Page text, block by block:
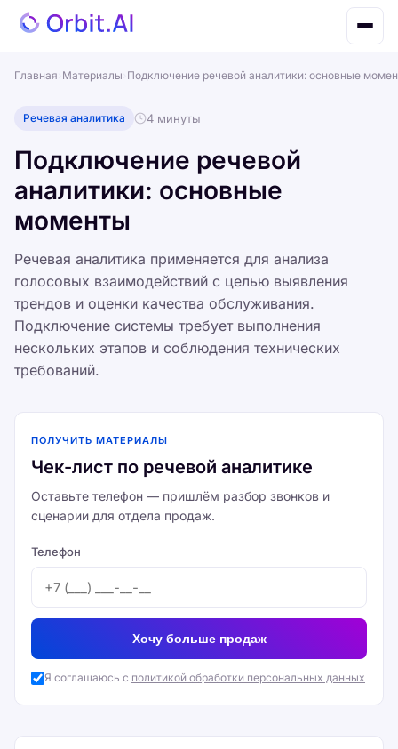
Главная Материалы Подключение речевой аналитики: основные
Речевая аналитика 4 минуты
Подключение речевой
аналитики: основные
моменты
Речевая аналитика применяется для анализа
голосовых взаимодействий с целью выявления
трендов и оценки качества обслуживания.
Подключение системы требует выполнения
нескольких этапов и соблюдения технических
требований.
ПОЛУЧИТЬ МАТЕРИАЛЫ
Чек-лист по речевой аналитике
Оставьте телефон — пришлём разбор звонков и
сценарии для отдела продаж.
Телефон
Хочу больше продаж
Я соглашаюсь с политикой обработки персональных данных